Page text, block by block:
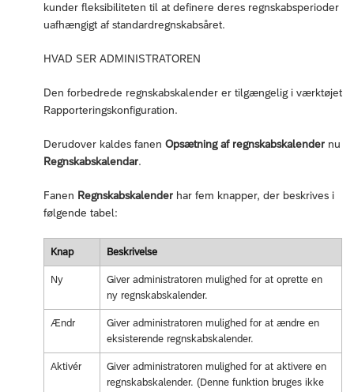
kunder fleksibiliteten til at definere deres regnskabsperioder
uafhængigt af standardregnskabsåret.
HVAD SER ADMINISTRATOREN
Den forbedrede regnskabskalender er tilgængelig i værktøjet
Rapporteringskonfiguration.
Derudover kaldes fanen Opsætning af regnskabskalender nu
Regnskabskalendar.
Fanen Regnskabskalender har fem knapper, der beskrives i
følgende tabel:
Knap Beskrivelse
Ny
Giver administratoren mulighed for at oprette en
ny regnskabskalender.
Ændr
Giver administratoren mulighed for at ændre en
eksisterende regnskabskalender.
Aktivér
Giver administratoren mulighed for at aktivere en
regnskabskalender. (Denne funktion bruges ikke